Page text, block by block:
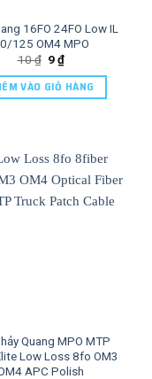
16FO 24FO Low IL
125 OM4 MPO
10₫ 9₫
VÀO GIỎ HÀNG
Quang MPO MTP
Low Loss 8fo OM3
APC Polish